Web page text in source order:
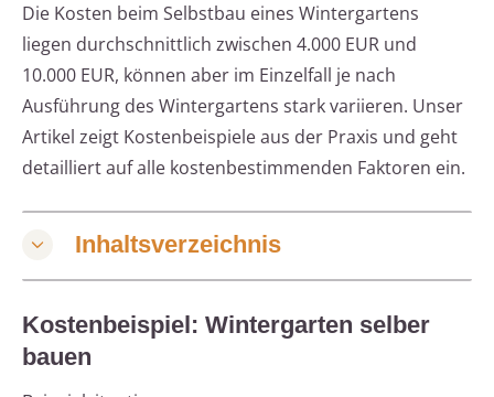
Die Kosten beim Selbstbau eines Wintergartens
liegen durchschnittlich zwischen 4.000 EUR und
10.000 EUR, können aber im Einzelfall je nach
Ausführung des Wintergartens stark variieren. Unser
Artikel zeigt Kostenbeispiele aus der Praxis und geht
detailliert auf alle kostenbestimmenden Faktoren ein.
Inhaltsverzeichnis
Kostenbeispiel: Wintergarten selber
bauen